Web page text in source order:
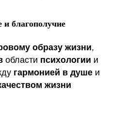
и благополучие
образу жизни,
области психологии и
гармонией в душе и
жизни